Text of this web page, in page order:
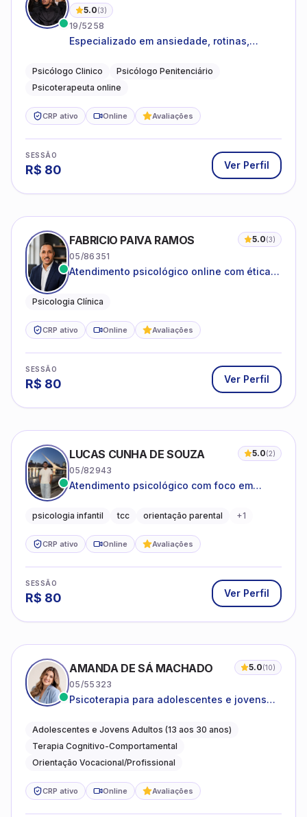
5.0(3)
19/5258
Especializado em ansiedade, rotinas,
familiares e questões comportamentais.
Psicólogo Clinico
Psicólogo Penitenciário
Psicoterapeuta online
CRP ativo Online Avaliações
SESSÃO
R$ 80 Ver Perfil
FABRICIO PAIVA RAMOS 5.0(3)
05/86351
Atendimento psicológico online com ética,
Psicologia Clínica
CRP ativo Online Avaliações
SESSÃO
R$ 80 Ver Perfil
LUCAS CUNHA DE SOUZA 5.0(2)
05/82943
Atendimento psicológico com foco em
promovendo equilíbrio emocional e
psicologia infantil tcc orientação parental +1
CRP ativo Online Avaliações
SESSÃO
R$ 80 Ver Perfil
AMANDA DE SÁ MACHADO 5.0(10)
05/55323
Psicoterapia para adolescentes e jovens
autoestima, relações e orientação
profissional
Adolescentes e Jovens Adultos (13 aos 30 anos)
Terapia Cognitivo-Comportamental
Orientação Vocacional/Profissional
CRP ativo Online Avaliações